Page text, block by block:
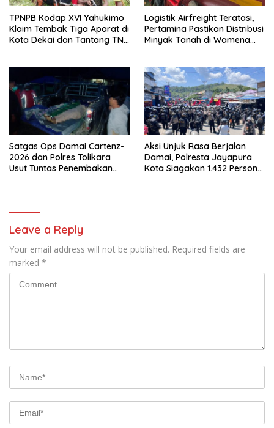
TPNPB Kodap XVI Yahukimo
Klaim Tembak Tiga Aparat di
Kota Dekai dan Tantang TNI-
Logistik Airfreight Teratasi,
Pertamina Pastikan Distribusi
Minyak Tanah di Wamena
Satgas Ops Damai Cartenz-
2026 dan Polres Tolikara
Usut Tuntas Penembakan
Aksi Unjuk Rasa Berjalan
Damai, Polresta Jayapura
Kota Siagakan 1.432 Personel
Leave a Reply
Your email address will not be published. Required fields are
marked *